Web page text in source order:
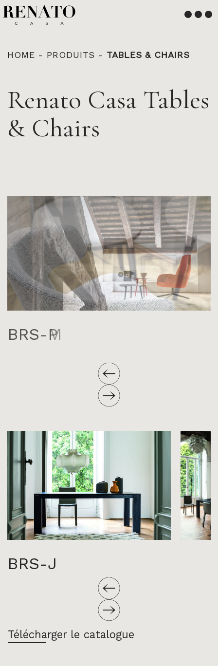
Français
English
HOME - PRODUITS - TABLES & CHAIRS
Renato Casa Tables
& Chairs
BRS-P
BRS-J
Télécharger le catalogue